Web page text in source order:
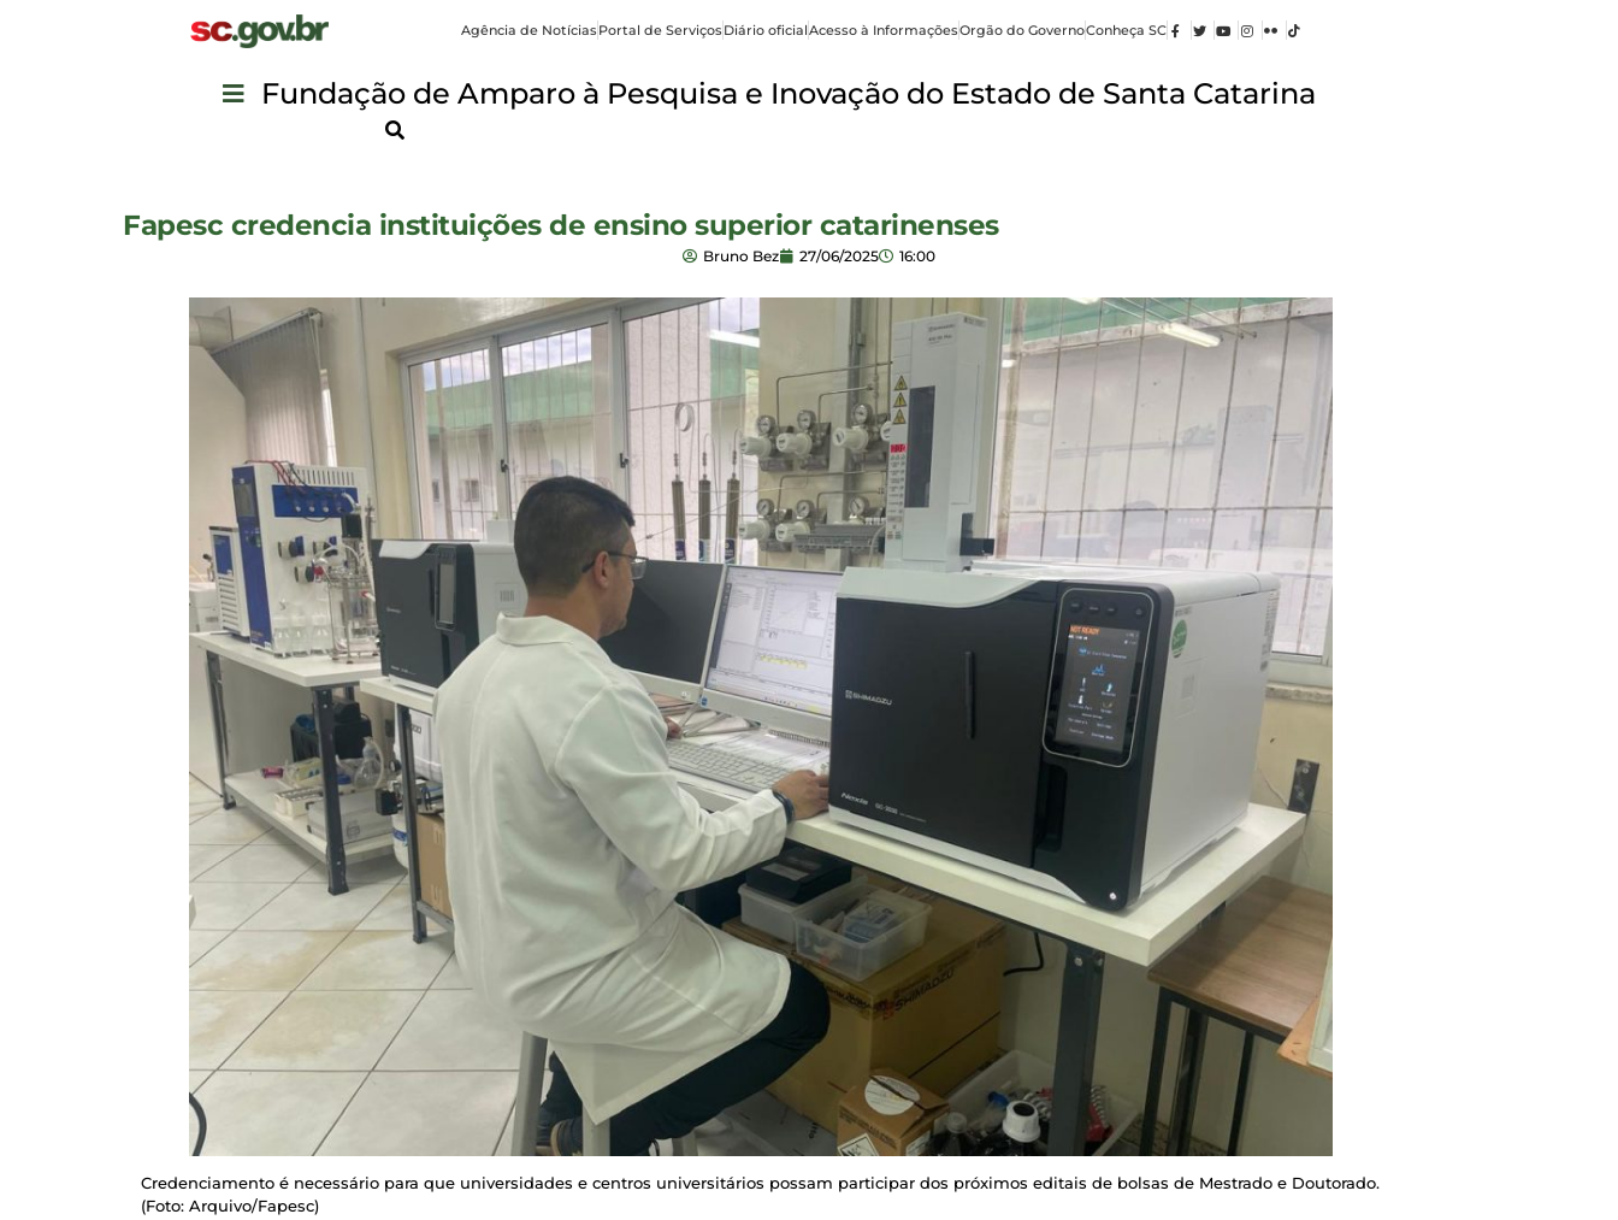
Agência de NotíciasPortal de ServiçosDiário oficialAcesso à InformaçõesOrgão do GovernoConheça SC
Fundação de Amparo à Pesquisa e Inovação do Estado de Santa Catarina
Fapesc credencia instituições de ensino superior catarinenses
Bruno Bez 27/06/2025 16:00
Credenciamento é necessário para que universidades e centros universitários possam participar dos próximos editais de bolsas de Mestrado e Doutorado.
(Foto: Arquivo/Fapesc)